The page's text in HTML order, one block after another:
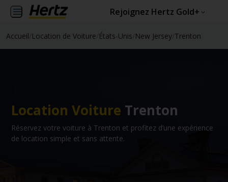
Rejoignez Hertz Gold+
Accueil Location de Voiture États-Unis New Jersey Trenton
Location Voiture Trenton
Réservez votre voiture à Trenton et profitez d’une expérience
de location simple et sans attente.